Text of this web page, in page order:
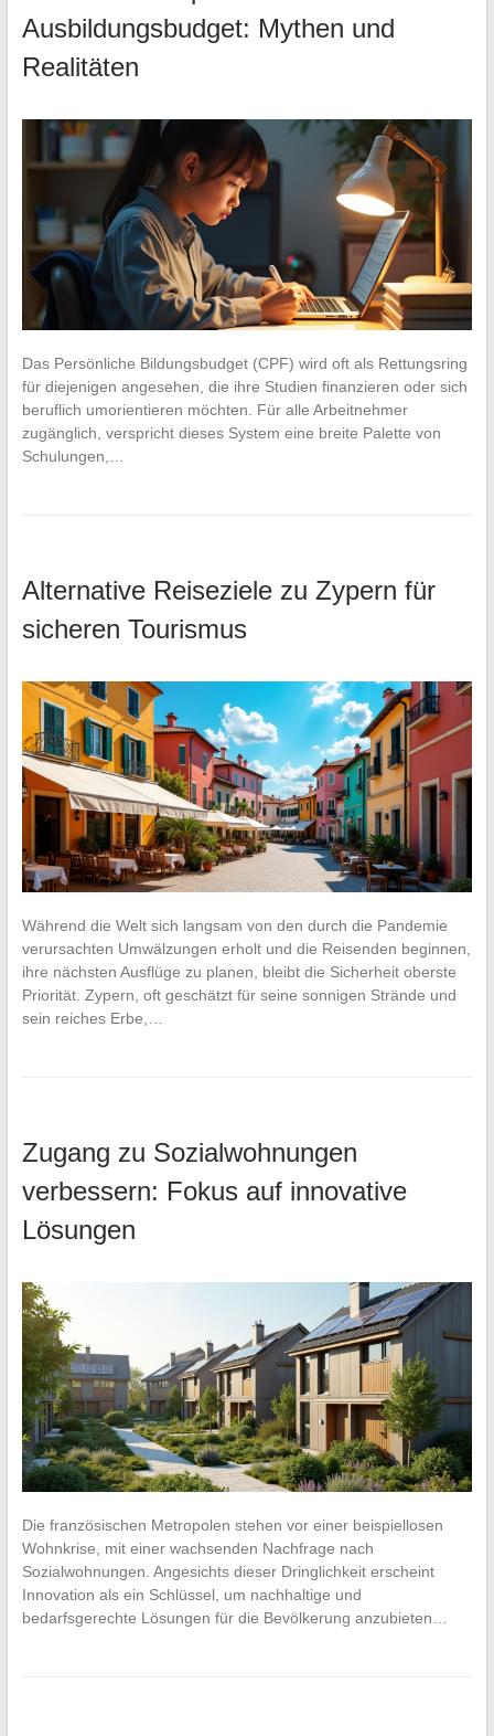
Ausbildungsbudget: Mythen und
Realitäten
Das Persönliche Bildungsbudget (CPF) wird oft als Rettungsring
für diejenigen angesehen, die ihre Studien finanzieren oder sich
beruflich umorientieren möchten. Für alle Arbeitnehmer
zugänglich, verspricht dieses System eine breite Palette von
Schulungen,…
Alternative Reiseziele zu Zypern für
sicheren Tourismus
Während die Welt sich langsam von den durch die Pandemie
verursachten Umwälzungen erholt und die Reisenden beginnen,
ihre nächsten Ausflüge zu planen, bleibt die Sicherheit oberste
Priorität. Zypern, oft geschätzt für seine sonnigen Strände und
sein reiches Erbe,…
Zugang zu Sozialwohnungen
verbessern: Fokus auf innovative
Lösungen
Die französischen Metropolen stehen vor einer beispiellosen
Wohnkrise, mit einer wachsenden Nachfrage nach
Sozialwohnungen. Angesichts dieser Dringlichkeit erscheint
Innovation als ein Schlüssel, um nachhaltige und
bedarfsgerechte Lösungen für die Bevölkerung anzubieten…